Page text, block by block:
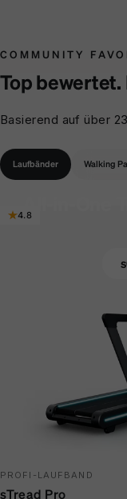
COMMUNITY
Top
Basierend auf über
Laufbänder Walking
4.8
PROFI-LAUFBAND
sTread Pro